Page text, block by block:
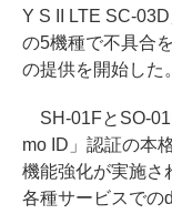
Y S II LTE SC-
の5機種で不具合
の提供を開始した。
SH-01FとSO-
mo ID」認証の本
機能強化が実施さ
各種サービスでの